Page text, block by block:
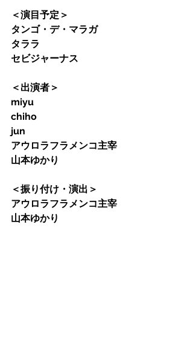
＜演目予定＞
タンゴ・デ・マラガ
タララ
セビジャーナス
＜出演者＞
miyu
chiho
jun
アウロラフラメンコ主宰
山本ゆかり
＜振り付け・演出＞
アウロラフラメンコ主宰
山本ゆかり